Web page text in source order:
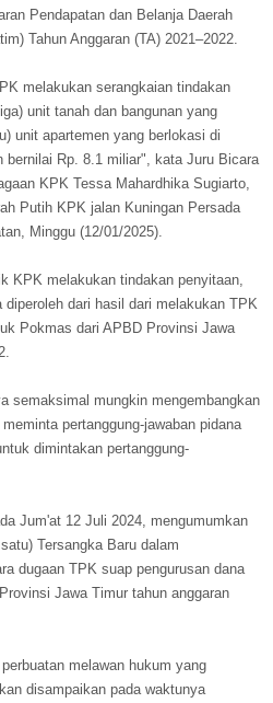
Pendapatan dan Belanja Daerah
Tahun Anggaran (TA) 2021–2022.
melakukan serangkaian tindakan
unit tanah dan bangunan yang
unit apartemen yang berlokasi di
bernilai Rp. 8.1 miliar", kata Juru Bicara
KPK Tessa Mahardhika Sugiarto,
Putih KPK jalan Kuningan Persada
Minggu (12/01/2025).
KPK melakukan tindakan penyitaan,
dari hasil dari melakukan TPK
Pokmas dari APBD Provinsi Jawa
semaksimal mungkin mengembangkan
pertanggung-jawaban pidana
dimintakan pertanggung-
Jum'at 12 Juli 2024, mengumumkan
Tersangka Baru dalam
dugaan TPK suap pengurusan dana
Jawa Timur tahun anggaran
melawan hukum yang
disampaikan pada waktunya